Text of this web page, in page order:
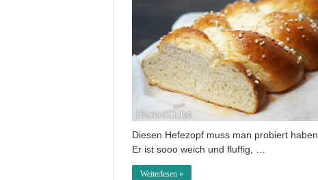
Diesen Hefezopf muss man probiert haben.
Er ist sooo weich und fluffig, …
Weiterlesen »